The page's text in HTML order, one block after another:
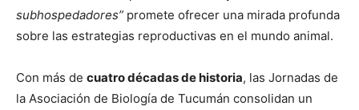
subhospedadores” promete ofrecer una mirada profunda
sobre las estrategias reproductivas en el mundo animal.
Con más de cuatro décadas de historia, las Jornadas de
la Asociación de Biología de Tucumán consolidan un